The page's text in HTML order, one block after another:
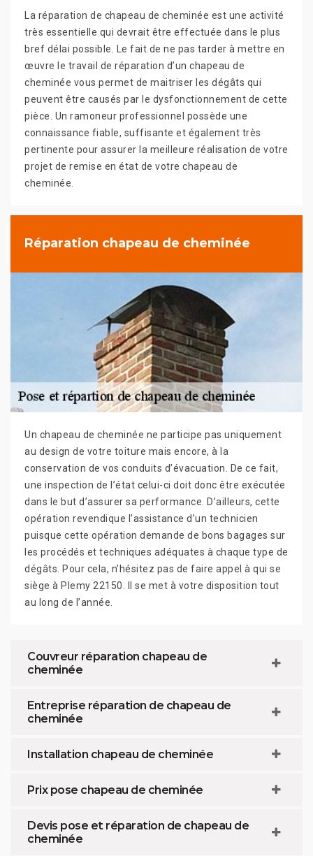
La réparation de chapeau de cheminée est une activité
très essentielle qui devrait être effectuée dans le plus
bref délai possible. Le fait de ne pas tarder à mettre en
œuvre le travail de réparation d’un chapeau de
cheminée vous permet de maitriser les dégâts qui
peuvent être causés par le dysfonctionnement de cette
pièce. Un ramoneur professionnel possède une
connaissance fiable, suffisante et également très
pertinente pour assurer la meilleure réalisation de votre
projet de remise en état de votre chapeau de
cheminée.
Réparation chapeau de cheminée
Un chapeau de cheminée ne participe pas uniquement
au design de votre toiture mais encore, à la
conservation de vos conduits d’évacuation. De ce fait,
une inspection de l’état celui-ci doit donc être exécutée
dans le but d’assurer sa performance. D’ailleurs, cette
opération revendique l’assistance d’un technicien
puisque cette opération demande de bons bagages sur
les procédés et techniques adéquates à chaque type de
dégâts. Pour cela, n’hésitez pas de faire appel à qui se
siège à Plemy 22150. Il se met à votre disposition tout
au long de l’année.
Couvreur réparation chapeau de
cheminée
Entreprise réparation de chapeau de
cheminée
Installation chapeau de cheminée
Prix pose chapeau de cheminée
Devis pose et réparation de chapeau de
cheminée